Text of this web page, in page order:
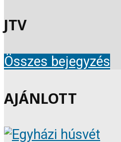
JTV
Összes bejegyzés
AJÁNLOTT